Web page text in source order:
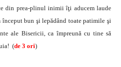
din prea-plinul inimii îţi aducem laude
început bun şi lepădând toate patimile şi
ale Bisericii, ca împreună cu tine să
(de 3 ori)